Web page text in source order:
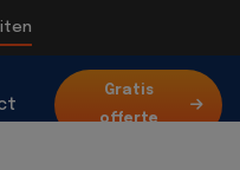
Gratis
offerte